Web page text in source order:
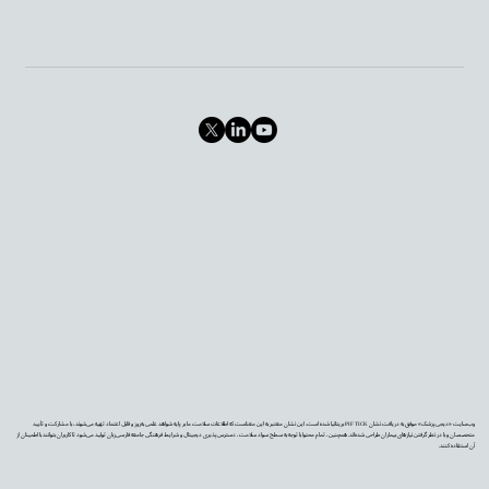
وب‌سایت «دیجی‌پزشک» موفق به دریافت نشان PIF TICK بریتانیا شده است. این نشان معتبر به این معناست که اطلاعات سلامت ما بر پایه شواهد علمی به‌روز و قابل اعتماد تهیه می‌شوند، با مشارکت و تأیید
متخصصان و با در نظر گرفتن نیازهای بیماران طراحی شده‌اند. همچنین، تمام محتوا با توجه به سطح سواد سلامت، دسترس‌پذیری دیجیتال و شرایط فرهنگی جامعه فارسی‌زبان تولید می‌شود تا کاربران بتوانند با اطمینان از
آن استفاده کنند.